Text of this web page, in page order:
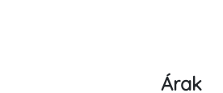
Árak